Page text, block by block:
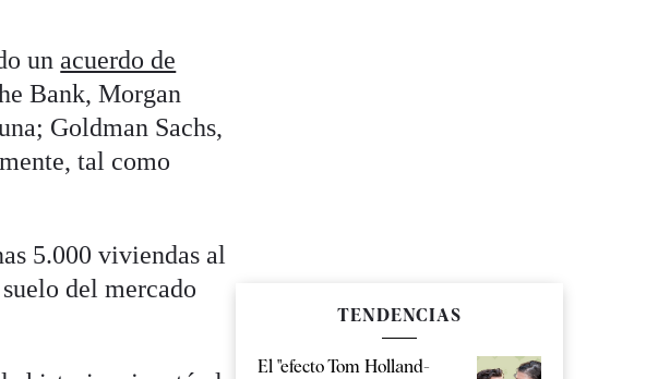
un acuerdo de
Bank, Morgan
Goldman Sachs,
tal como
5.000 viviendas al
del mercado
TENDENCIAS
El "efecto Tom Holland-